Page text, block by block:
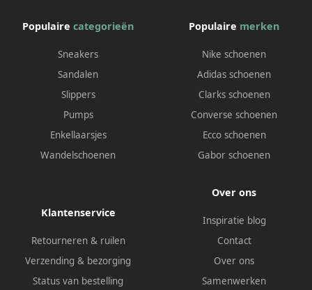
Populaire categorieën
Sneakers
Sandalen
Slippers
Pumps
Enkellaarsjes
Wandelschoenen
Populaire merken
Nike schoenen
Adidas schoenen
Clarks schoenen
Converse schoenen
Ecco schoenen
Gabor schoenen
Klantenservice
Retourneren & ruilen
Verzending & bezorging
Status van bestelling
Over ons
Inspiratie blog
Contact
Over ons
Samenwerken